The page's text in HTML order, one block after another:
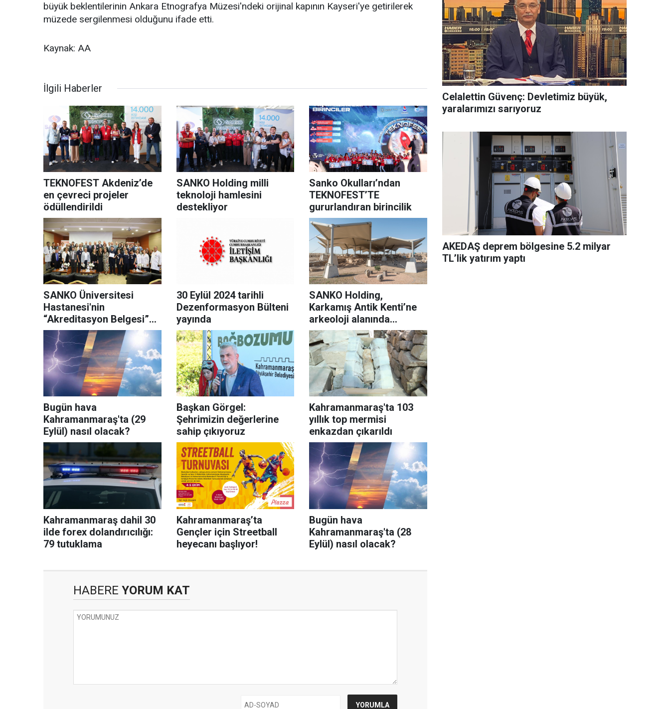
büyük beklentilerinin Ankara Etnografya Müzesi'ndeki orijinal kapının Kayseri'ye getirilerek
müzede sergilenmesi olduğunu ifade etti.
Kaynak: AA
İlgili Haberler
TEKNOFEST Akdeniz’de
en çevreci projeler
ödüllendirildi
SANKO Holding milli
teknoloji hamlesini
destekliyor
Sanko Okulları’ndan
TEKNOFEST’TE
gururlandıran birincilik
SANKO Üniversitesi
Hastanesi'nin
“Akreditasyon Belgesi”
gururu
30 Eylül 2024 tarihli
Dezenformasyon Bülteni
yayında
SANKO Holding,
Karkamış Antik Kenti’ne
arkeoloji alanında
dünyanın en özgün
koruyucu çatı eserini
kurdu
Bugün hava
Kahramanmaraş'ta (29
Eylül) nasıl olacak?
Başkan Görgel:
Şehrimizin değerlerine
sahip çıkıyoruz
Kahramanmaraş'ta 103
yıllık top mermisi
enkazdan çıkarıldı
Kahramanmaraş dahil 30
ilde forex dolandırıcılığı:
79 tutuklama
Kahramanmaraş’ta
Gençler için Streetball
heyecanı başlıyor!
Bugün hava
Kahramanmaraş'ta (28
Eylül) nasıl olacak?
HABERE YORUM KAT
Celalettin Güvenç: Devletimiz büyük,
yaralarımızı sarıyoruz
AKEDAŞ deprem bölgesine 5.2 milyar
TL’lik yatırım yaptı